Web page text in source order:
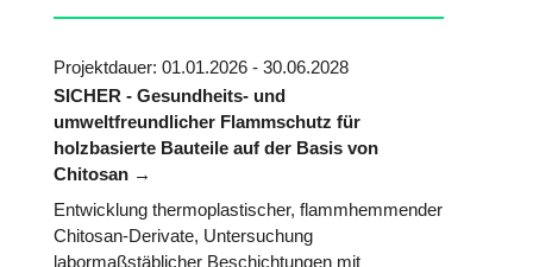
Projektdauer: 01.01.2026 - 30.06.2028
SICHER - Gesundheits- und
umweltfreundlicher Flammschutz für
holzbasierte Bauteile auf der Basis von
Chitosan
Entwicklung thermoplastischer, flammhemmender
Chitosan-Derivate, Untersuchung
labormaßstäblicher Beschichtungen mit